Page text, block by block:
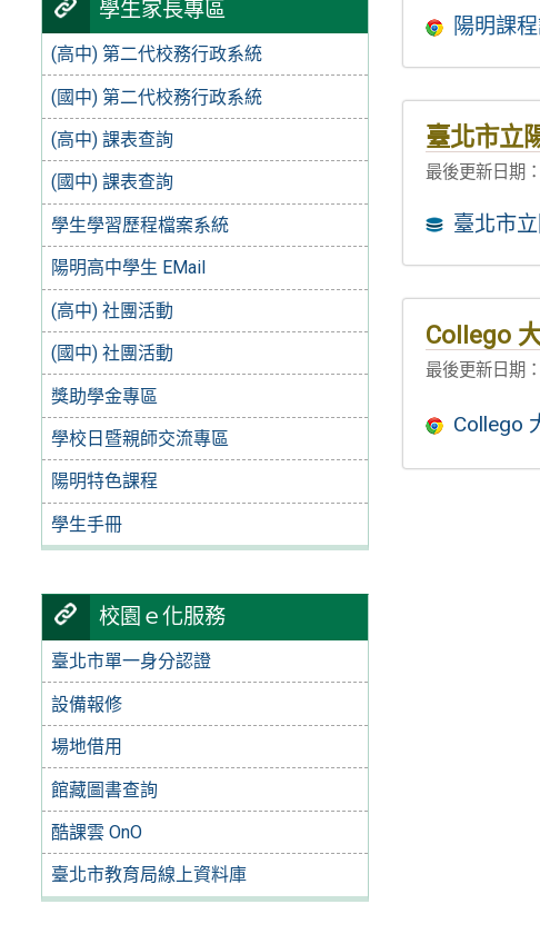
學生家長專區
(高中) 第二代校務行政系統
(國中) 第二代校務行政系統
(高中) 課表查詢
(國中) 課表查詢
學生學習歷程檔案系統
陽明高中學生 EMail
(高中) 社團活動
(國中) 社團活動
獎助學金專區
學校日暨親師交流專區
陽明特色課程
學生手冊
校園ｅ化服務
臺北市單一身分認證
設備報修
場地借用
館藏圖書查詢
酷課雲 OnO
臺北市教育局線上資料庫
陽明課
臺北市立
最後更新日期
臺北市
Collego
最後更新日期
Collego